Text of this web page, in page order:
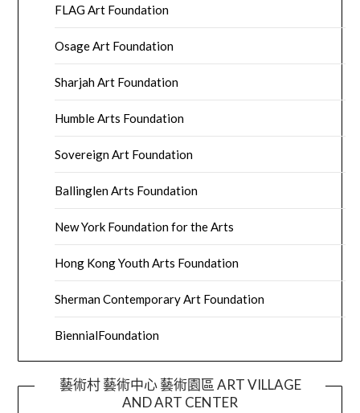
FLAG Art Foundation
Osage Art Foundation
Sharjah Art Foundation
Humble Arts Foundation
Sovereign Art Foundation
Ballinglen Arts Foundation
New York Foundation for the Arts
Hong Kong Youth Arts Foundation
Sherman Contemporary Art Foundation
BiennialFoundation
藝術村 藝術中心 藝術園區 ART VILLAGE
AND ART CENTER